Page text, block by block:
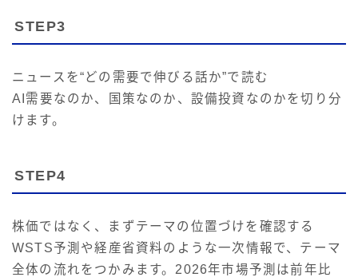
STEP3
ニュースを“どの需要で伸びる話か”で読む
AI需要なのか、国策なのか、設備投資なのかを切り分
けます。
STEP4
株価ではなく、まずテーマの位置づけを確認する
WSTS予測や経産省資料のような一次情報で、テーマ
全体の流れをつかみます。2026年市場予測は前年比